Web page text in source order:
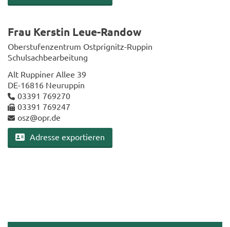
Frau Kers­tin Leue-​Randow
Ober­stu­fen­zen­trum Ostprignitz-​Ruppin
Schul­sach­be­ar­bei­tung
Alt Rup­pi­ner Allee 39
DE-​16816 Neu­rup­pin
03391 769270
03391 769247
osz@opr.de
Adres­se ex­por­tie­ren